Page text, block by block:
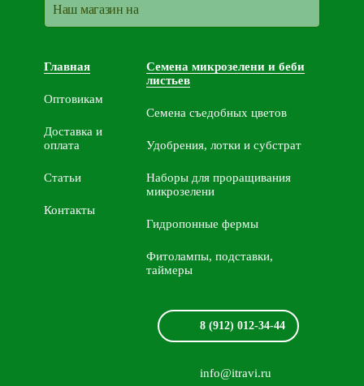
Наш магазин на
Главная
Оптовикам
Доставка и
оплата
Статьи
Контакты
Семена микрозелени и беби
листьев
Семена съедобных цветов
Удобрения, лотки и субстрат
Наборы для проращивания
микрозелени
Гидропонные фермы
Фитолампы, подставки,
таймеры
8 (912) 012-34-44
info@itravi.ru